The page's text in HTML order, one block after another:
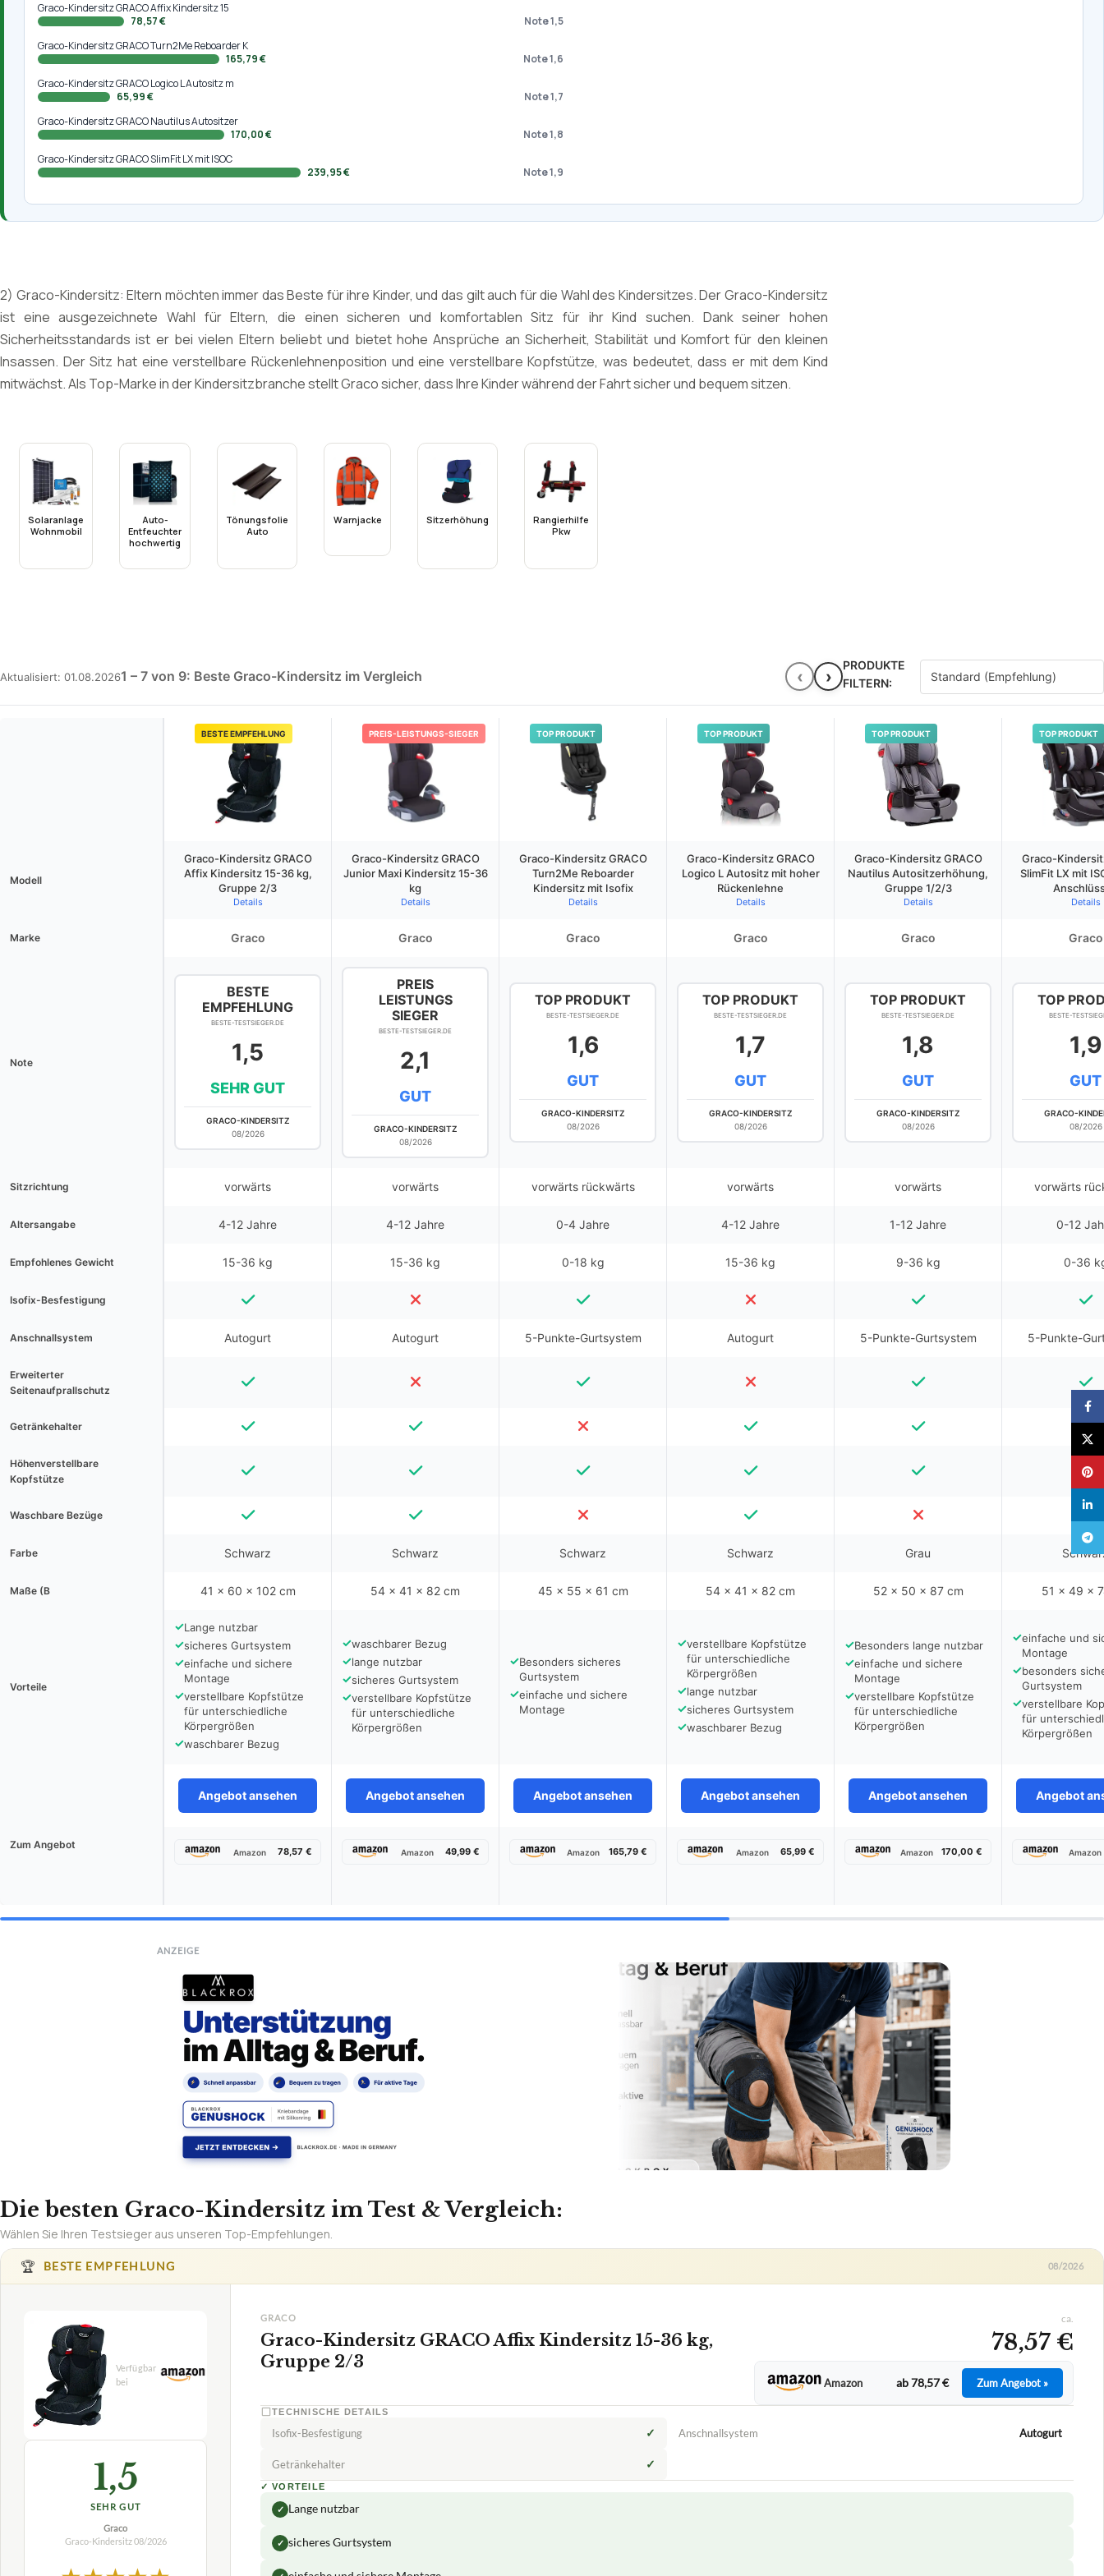
Graco-Kindersitz GRACO Affix Kindersitz 15
78,57 €
Note 1,5
Graco-Kindersitz GRACO Turn2Me Reboarder K
165,79 €
Note 1,6
Graco-Kindersitz GRACO Logico L Autositz m
65,99 €
Note 1,7
Graco-Kindersitz GRACO Nautilus Autositzer
170,00 €
Note 1,8
Graco-Kindersitz GRACO SlimFit LX mit ISOC
239,95 €
Note 1,9
2) Graco-Kindersitz: Eltern möchten immer das Beste für ihre Kinder, und das gilt auch für die Wahl des Kindersitzes. Der Graco-Kindersitz
ist eine ausgezeichnete Wahl für Eltern, die einen sicheren und komfortablen Sitz für ihr Kind suchen. Dank seiner hohen
Sicherheitsstandards ist er bei vielen Eltern beliebt und bietet hohe Ansprüche an Sicherheit, Stabilität und Komfort für den kleinen
Insassen. Der Sitz hat eine verstellbare Rückenlehnenposition und eine verstellbare Kopfstütze, was bedeutet, dass er mit dem Kind
mitwächst. Als Top-Marke in der Kindersitzbranche stellt Graco sicher, dass Ihre Kinder während der Fahrt sicher und bequem sitzen.
Solaranlage
Wohnmobil
Auto-
Entfeuchter
hochwertig
Tönungsfolie
Auto
Warnjacke Sitzerhöhung
Rangierhilfe
Pkw
Aktualisiert: 01.08.20261 – 7 von 9: Beste Graco-Kindersitz im Vergleich ‹ ›
PRODUKTE
FILTERN:
BESTE EMPFEHLUNG PREIS-LEISTUNGS-SIEGER TOP PRODUKT TOP PRODUKT TOP PRODUKT TOP PRODUKT
Modell
Graco-Kindersitz GRACO
Affix Kindersitz 15-36 kg,
Gruppe 2/3
Details
Graco-Kindersitz GRACO
Junior Maxi Kindersitz 15-36
kg
Details
Graco-Kindersitz GRACO
Turn2Me Reboarder
Kindersitz mit Isofix
Details
Graco-Kindersitz GRACO
Logico L Autositz mit hoher
Rückenlehne
Details
Graco-Kindersitz GRACO
Nautilus Autositzerhöhung,
Gruppe 1/2/3
Details
Graco-
SlimFit LX mit
Details
Marke Graco Graco Graco Graco Graco Graco
Note
BESTE
EMPFEHLUNG
BESTE-TESTSIEGER.DE
1,5
SEHR GUT
GRACO-KINDERSITZ
08/2026
PREIS
LEISTUNGS
SIEGER
BESTE-TESTSIEGER.DE
2,1
GUT
GRACO-KINDERSITZ
08/2026
TOP PRODUKT
BESTE-TESTSIEGER.DE
1,6
GUT
GRACO-KINDERSITZ
08/2026
TOP PRODUKT
BESTE-TESTSIEGER.DE
1,7
GUT
GRACO-KINDERSITZ
08/2026
TOP PRODUKT
BESTE-TESTSIEGER.DE
1,8
GUT
GRACO-KINDERSITZ
08/2026
TOP
BESTE-
1,9
GUT
GRACO-
08/2026
Sitzrichtung vorwärts vorwärts vorwärts rückwärts vorwärts vorwärts vorwärts
Altersangabe 4-12 Jahre 4-12 Jahre 0-4 Jahre 4-12 Jahre 1-12 Jahre 0-12
Empfohlenes Gewicht 15-36 kg 15-36 kg 0-18 kg 15-36 kg 9-36 kg 0-36
Isofix-Besfestigung
Anschnallsystem Autogurt Autogurt 5-Punkte-Gurtsystem Autogurt 5-Punkte-Gurtsystem 5-Punkte-
Erweiterter
Seitenaufprallschutz
Getränkehalter
Höhenverstellbare
Kopfstütze
Waschbare Bezüge
Farbe Schwarz Schwarz Schwarz Schwarz Grau
Maße (B 41 x 60 x 102 cm 54 x 41 x 82 cm 45 x 55 x 61 cm 54 x 41 x 82 cm 52 x 50 x 87 cm 51 x 49 x
Vorteile
✓Lange nutzbar
✓sicheres Gurtsystem
✓einfache und sichere
Montage
✓verstellbare Kopfstütze
für unterschiedliche
Körpergrößen
✓waschbarer Bezug
✓waschbarer Bezug
✓lange nutzbar
✓sicheres Gurtsystem
✓verstellbare Kopfstütze
für unterschiedliche
Körpergrößen
✓Besonders sicheres
Gurtsystem
✓einfache und sichere
Montage
✓verstellbare Kopfstütze
für unterschiedliche
Körpergrößen
✓lange nutzbar
✓sicheres Gurtsystem
✓waschbarer Bezug
✓Besonders lange nutzbar
✓einfache und sichere
Montage
✓verstellbare Kopfstütze
für unterschiedliche
Körpergrößen
✓einfache und
Montage
✓besonders
Gurtsystem
✓verstellbare
für
Körpergrößen
Angebot ansehen Angebot ansehen Angebot ansehen Angebot ansehen Angebot ansehen Angebot
Zum Angebot
Amazon 78,57 € Amazon 49,99 € Amazon 165,79 € Amazon 65,99 € Amazon 170,00 € Amazon
ANZEIGE
Die besten Graco-Kindersitz im Test & Vergleich:
Wählen Sie Ihren Testsieger aus unseren Top-Empfehlungen.
🏆 BESTE EMPFEHLUNG 08/2026
1,5
SEHR GUT
Graco
Graco-Kindersitz08/2026
GRACO
Graco-Kindersitz GRACO Affix Kindersitz 15-36 kg,
Gruppe 2/3
ca.
78,57 €
Amazon ab 78,57 € Zum Angebot »
TECHNISCHE DETAILS
Isofix-Besfestigung ✓ Anschnallsystem Autogurt
Getränkehalter ✓
✓ VORTEILE
✓ Lange nutzbar
✓ sicheres Gurtsystem